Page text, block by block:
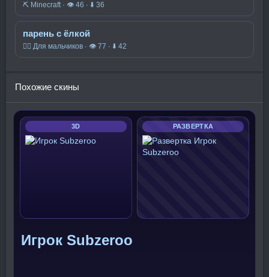
⛏️ Minecraft · 👁 46 · ⬇ 36
парень с ёлкой
🧍‍♂️ Для мальчиков · 👁 77 · ⬇ 42
Похожие скины
3D РАЗВЕРТКА
Игрок Subzeroo